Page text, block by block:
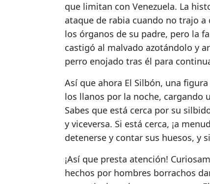
que limitan con Venezuela. La
ataque de rabia cuando no trajo a
los órganos de su padre, pero la
castigó al malvado azotándolo y
perro enojado tras él para
Así que ahora El Silbón, una
los llanos por la noche, cargando
Sabes que está cerca por su
y viceversa. Si está cerca, ¡a
detenerse y contar sus huesos, y
¡Así que presta atención!
hechos por hombres borrachos